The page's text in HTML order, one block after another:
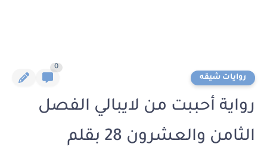
روايات شيقه
0
رواية أحببت من لايبالي الفصل
الثامن والعشرون 28 بقلم